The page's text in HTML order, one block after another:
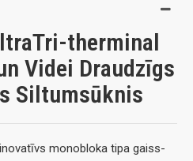
therminal
Videi Draudzīgs
Siltumsūknis
monobloka tipa gaiss-